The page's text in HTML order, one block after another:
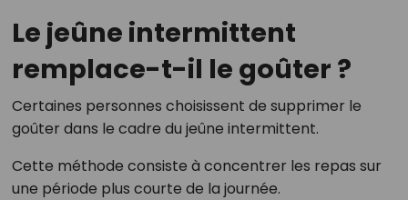
Le jeûne intermittent
remplace-t-il le goûter ?
Certaines personnes choisissent de supprimer le
goûter dans le cadre du jeûne intermittent.
Cette méthode consiste à concentrer les repas sur
une période plus courte de la journée.